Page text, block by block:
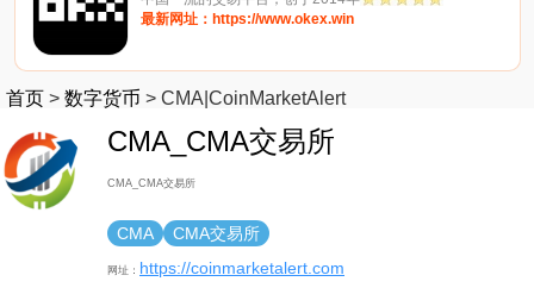
最新网址：https://www.okex.win
首页 > 数字货币 > CMA|CoinMarketAlert
CMA_CMA交易所
CMA_CMA交易所
CMA CMA交易所
网址： https://coinmarketalert.com